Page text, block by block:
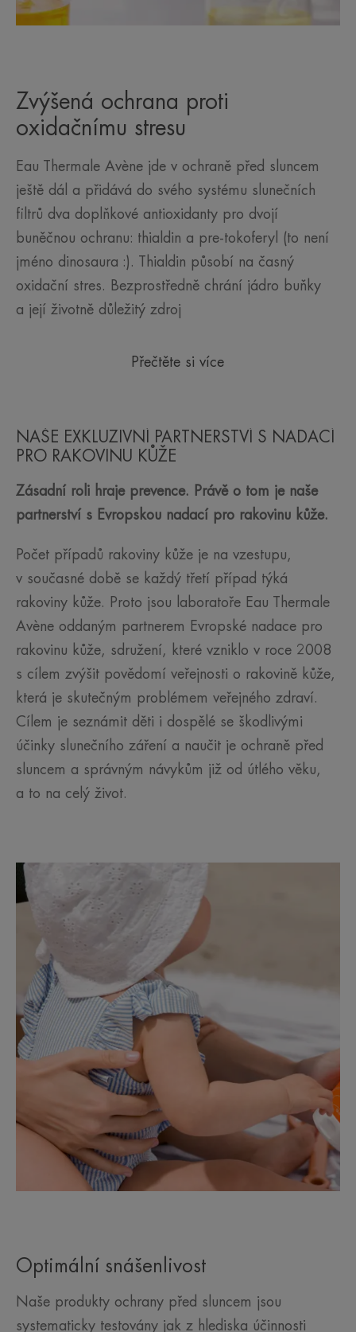
Zvýšená ochrana proti
oxidačnímu stresu
Eau Thermale Avène jde v ochraně před sluncem
ještě dál a přidává do svého systému slunečních
filtrů dva doplňkové antioxidanty pro dvojí
buněčnou ochranu: thialdin a pre-tokoferyl (to není
jméno dinosaura :). Thialdin působí na časný
oxidační stres. Bezprostředně chrání jádro buňky
a její životně důležitý zdroj
Přečtěte si více
NAŠE EXKLUZIVNÍ PARTNERSTVÍ S NADACÍ
PRO RAKOVINU KŮŽE
Zásadní roli hraje prevence. Právě o tom je naše
partnerství s Evropskou nadací pro rakovinu kůže.
Počet případů rakoviny kůže je na vzestupu,
v současné době se každý třetí případ týká
rakoviny kůže. Proto jsou laboratoře Eau Thermale
Avène oddaným partnerem Evropské nadace pro
rakovinu kůže, sdružení, které vzniklo v roce 2008
s cílem zvýšit povědomí veřejnosti o rakovině kůže,
která je skutečným problémem veřejného zdraví.
Cílem je seznámit děti i dospělé se škodlivými
účinky slunečního záření a naučit je ochraně před
sluncem a správným návykům již od útlého věku,
a to na celý život.
Optimální snášenlivost
Naše produkty ochrany před sluncem jsou
systematicky testovány jak z hlediska účinnosti